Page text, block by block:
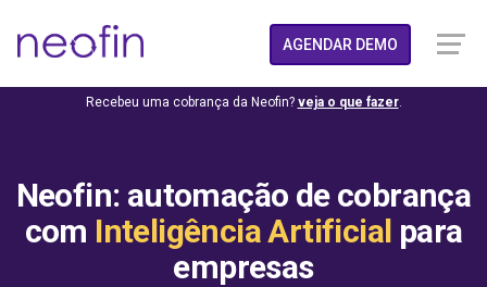
AGENDAR DEMO
Recebeu uma cobrança da Neofin? veja o que fazer.
Neofin: automação de cobrança
com Inteligência Artificial para
empresas